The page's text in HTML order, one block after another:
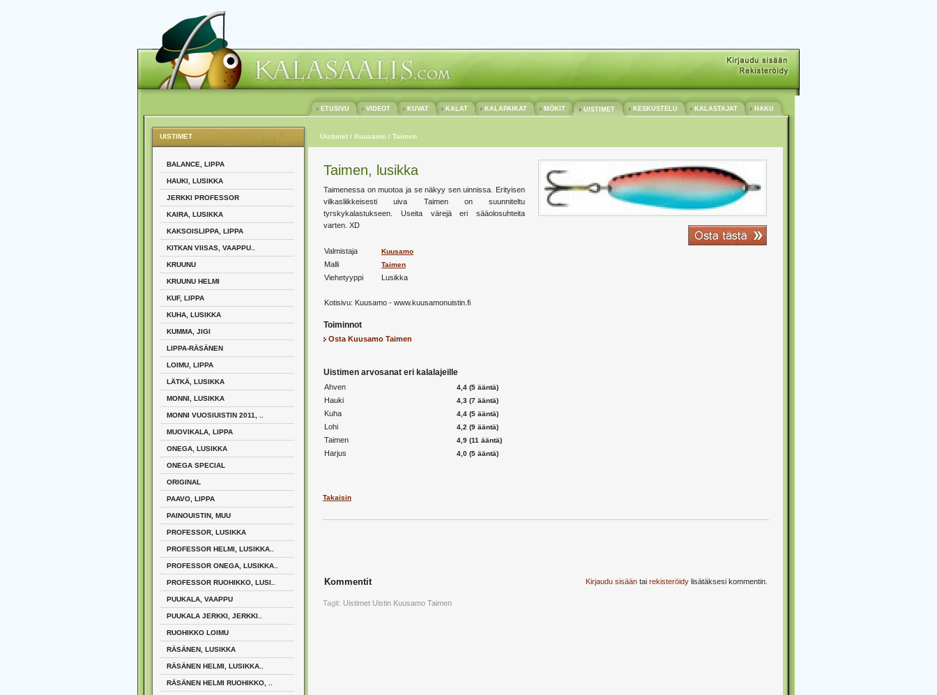
ETUSIVU VIDEOT KUVAT KALAT KALAPAIKAT MÖKIT UISTIMET KESKUSTELU KALASTAJAT HAKU
UISTIMET
BALANCE, LIPPA
HAUKI, LUSIKKA
JERKKI PROFESSOR
KAIRA, LUSIKKA
KAKSOISLIPPA, LIPPA
KITKAN VIISAS, VAAPPU..
KRUUNU
KRUUNU HELMI
KUF, LIPPA
KUHA, LUSIKKA
KUMMA, JIGI
LIPPA-RÄSÄNEN
LOIMU, LIPPA
LÄTKÄ, LUSIKKA
MONNI, LUSIKKA
MONNI VUOSIUISTIN 2011, ..
MUOVIKALA, LIPPA
ONEGA, LUSIKKA
ONEGA SPECIAL
ORIGINAL
PAAVO, LIPPA
PAINOUISTIN, MUU
PROFESSOR, LUSIKKA
PROFESSOR HELMI, LUSIKKA..
PROFESSOR ONEGA, LUSIKKA..
PROFESSOR RUOHIKKO, LUSI..
PUUKALA, VAAPPU
PUUKALA JERKKI, JERKKI..
RUOHIKKO LOIMU
RÄSÄNEN, LUSIKKA
RÄSÄNEN HELMI, LUSIKKA..
RÄSÄNEN HELMI RUOHIKKO, ..
Uistimet / Kuusamo / Taimen
Taimen, lusikka
Taimenessa on muotoa ja se näkyy sen uinnissa. Erityisen
vilkasliikkeisesti uiva Taimen on suunniteltu
tyrskykalastukseen. Useita värejä eri sääolosuhteita
varten. XD
Valmistaja Kuusamo
Malli Taimen
Viehetyyppi Lusikka
Kotisivu: Kuusamo - www.kuusamonuistin.fi
Toiminnot
Osta Kuusamo Taimen
Uistimen arvosanat eri kalalajeille
Ahven 4,4 (5 ääntä)
Hauki 4,3 (7 ääntä)
Kuha 4,4 (5 ääntä)
Lohi 4,2 (9 ääntä)
Taimen 4,9 (11 ääntä)
Harjus 4,0 (5 ääntä)
Takaisin
Kommentit Kirjaudu sisään tai rekisteröidy lisätäksesi kommentin.
Tagit: Uistimet Uistin Kuusamo Taimen